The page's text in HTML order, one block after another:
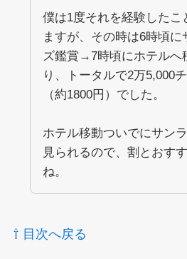
僕は1度それを経験したこ
ますが、その時は6時頃に
ズ鑑賞→7時頃にホテルへ
り、トータルで2万5,000
（約1800円）でした。
ホテル移動ついでにサン
見られるので、割とおす
ね。
⇧ 目次へ戻る